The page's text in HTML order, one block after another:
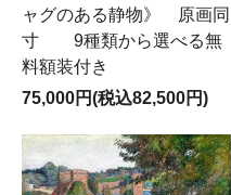
ャグのある静物》 原画同
寸 9種類から選べる無
料額装付き
75,000円(税込82,500円)